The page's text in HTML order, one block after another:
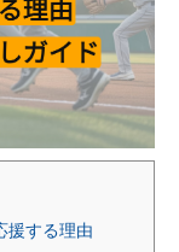
援する理由